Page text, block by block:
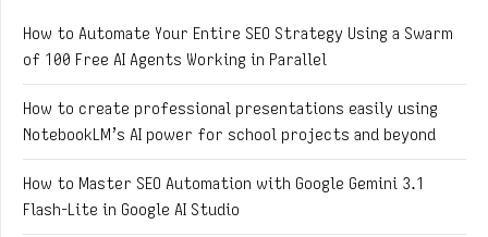
How to Automate Your Entire SEO Strategy Using a Swarm
of 100 Free AI Agents Working in Parallel
How to create professional presentations easily using
NotebookLM’s AI power for school projects and beyond
How to Master SEO Automation with Google Gemini 3.1
Flash-Lite in Google AI Studio